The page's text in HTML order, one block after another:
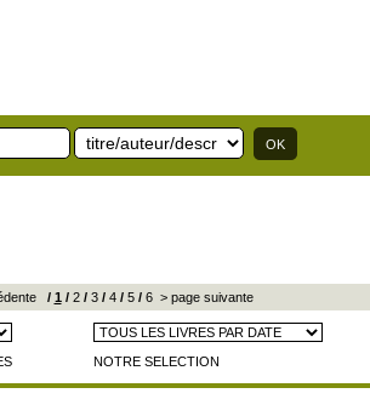
/ 1 /2/3/4/5/6 > page suivante
NOTRE SELECTION